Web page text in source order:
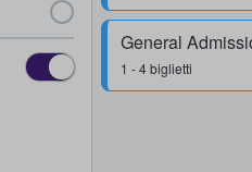
General
1 - 4 biglietti